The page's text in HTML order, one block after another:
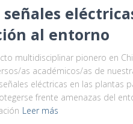
al entorno
multidisciplinar pionero en
as académicos/as de
eléctricas en las plantas
frente amenazas del
Leer más